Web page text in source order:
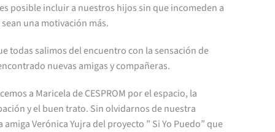
posible incluir a nuestros hijos sin que incomeden a
una motivación más.
todas salimos del encuentro con la sensación de
nuevas amigas y compañeras.
a Maricela de CESPROM por el espacio, la
y el buen trato. Sin olvidarnos de nuestra
amiga Verónica Yujra del proyecto ” Si Yo Puedo” que